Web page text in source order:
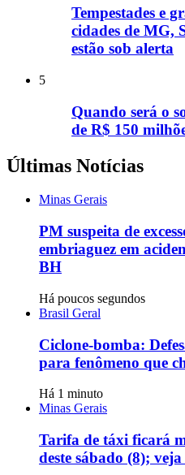
Tempestades e
cidades de MG,
estão sob alerta
5
Quando será o
de R$ 150
Últimas Notícias
Minas Gerais
PM suspeita de
embriaguez em
BH
Há poucos segundos
Brasil Geral
Ciclone-bomba:
para fenômeno que
Há 1 minuto
Minas Gerais
Tarifa de táxi ficará
deste sábado (8);